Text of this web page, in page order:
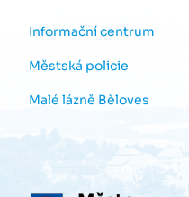
Informační centrum
Městská policie
Malé lázně Běloves